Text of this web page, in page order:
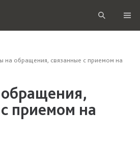
на обращения, связанные с приемом на
приемом на